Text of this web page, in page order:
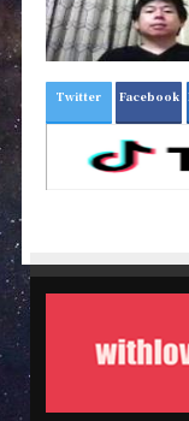
Twitter Facebook